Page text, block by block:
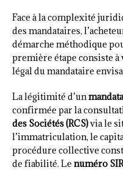
Face à la complexité
des mandataires,
démarche méthodique
première étape consiste
légal du mandataire
La légitimité d’un
confirmée par la
des Sociétés (RCS)via le
l’immatriculation, le
procédure collective
de fiabilité. Le numéro